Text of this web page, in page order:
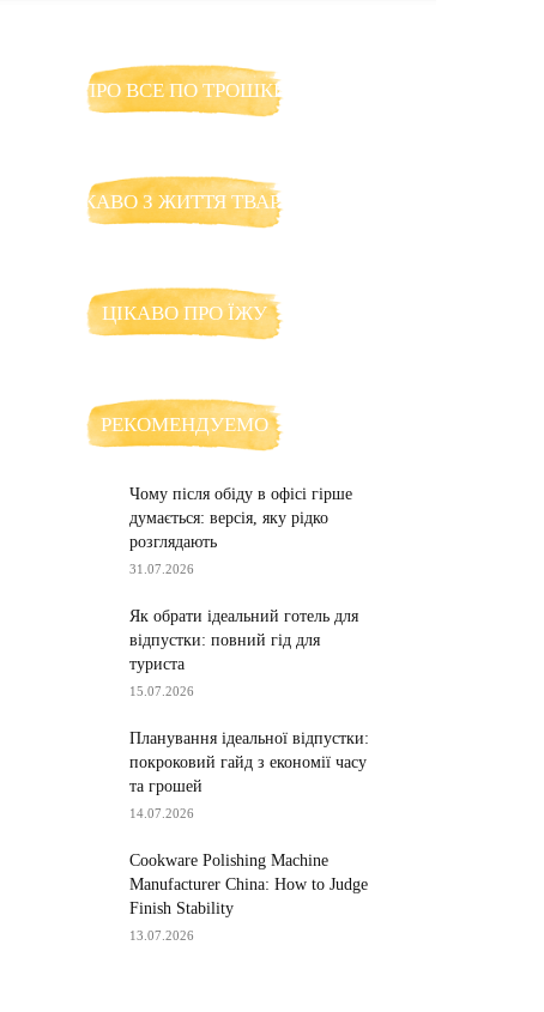
ПРО ВСЕ ПО ТРОШКИ
ЦІКАВО З ЖИТТЯ ТВАРИН
ЦІКАВО ПРО ЇЖУ
РЕКОМЕНДУЕМО
Чому після обіду в офісі гірше
думається: версія, яку рідко
розглядають
31.07.2026
Як обрати ідеальний готель для
відпустки: повний гід для
туриста
15.07.2026
Планування ідеальної відпустки:
покроковий гайд з економії часу
та грошей
14.07.2026
Cookware Polishing Machine
Manufacturer China: How to Judge
Finish Stability
13.07.2026